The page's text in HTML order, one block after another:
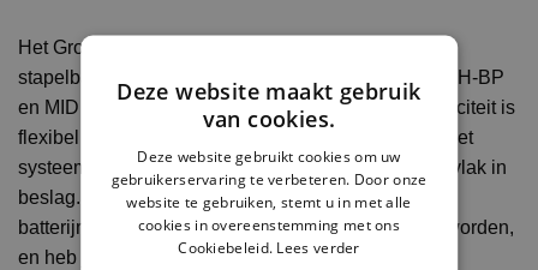
Het Growatt APX batterijsysteem is een modulair,
stapelbaar batterijsysteem, geschikt voor de MOD XH-BP
en MID XH 3fase serie van Growatt. De opslagcapaciteit is
flexibel te moduleren tussen de 5kWh en 30 kWh. Het
systeem neemt tot 20kWh 69 bij 18,5cm vloeroppervlak in
beslag. Bij een grotere capaciteit (dus meer dan 4
batterijmodules) moet een tweede stapel gemaakt worden,
en heb je dus 2 bases nodig.
Deze website maakt gebruik
van cookies.
Deze website gebruikt cookies om uw
gebruikerservaring te verbeteren. Door onze
website te gebruiken, stemt u in met alle
cookies in overeenstemming met ons
Cookiebeleid. Lees verder